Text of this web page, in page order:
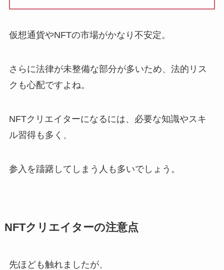
仮想通貨やNFTの市場がかなり不安定。
さらに法律が未整備な部分が多いため、法的リス
クも心配ですよね。
NFTクリエイターになるには、必要な知識やスキ
ル習得も多く、
参入を躊躇してしまう人も多いでしょう。
NFTクリエイターの注意点
先ほども触れましたが、